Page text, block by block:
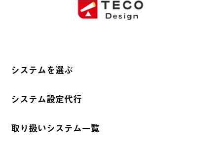
システムを選ぶ
システム設定代行
取り扱いシステム一覧